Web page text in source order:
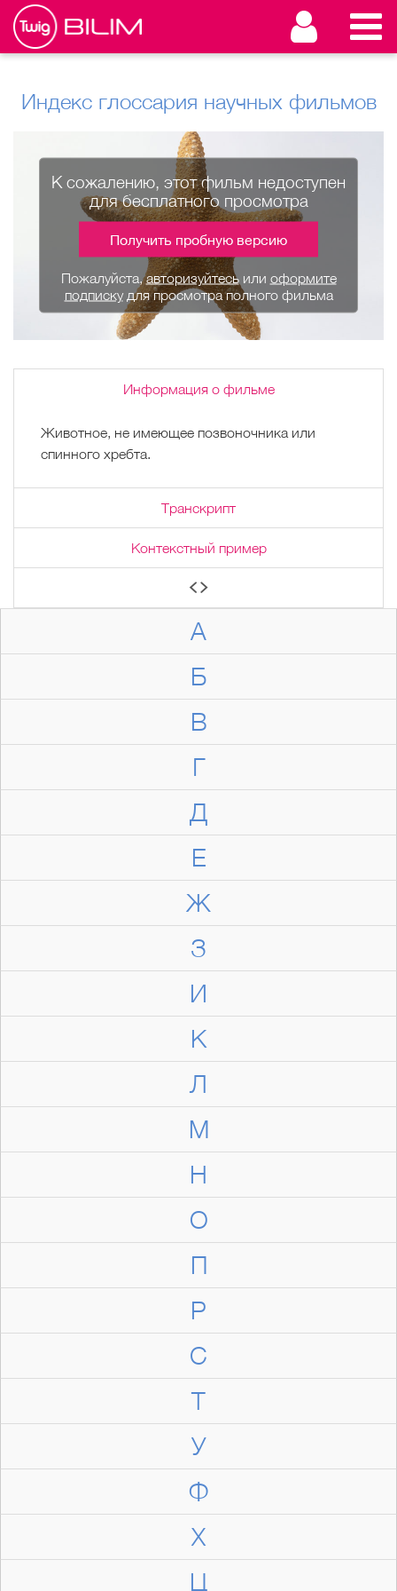
Индекс глоссария научных фильмов
А
Б
В
Г
Д
Е
Ж
З
И
К
Л
М
Н
О
П
Р
С
Т
У
Ф
Х
Ц
К сожалению, этот фильм недоступен
для бесплатного просмотра
Получить пробную версию
Пожалуйста,авторизуйтесьили оформите
подпискудля просмотра полного фильма
Информация о фильме
Животное, не имеющее позвоночника или
спинного хребта.
Транскрипт
Контекстный пример